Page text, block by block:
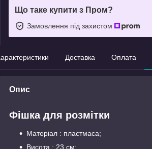
Що таке купити з Пром?
Замовлення під захистом
Доставка Оплата
Опис
Фішка для розмітки
Матеріал : пластмаса;
Висота : 23 см;